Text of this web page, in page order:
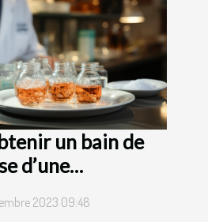
un bain de
d’une
2023 09:48